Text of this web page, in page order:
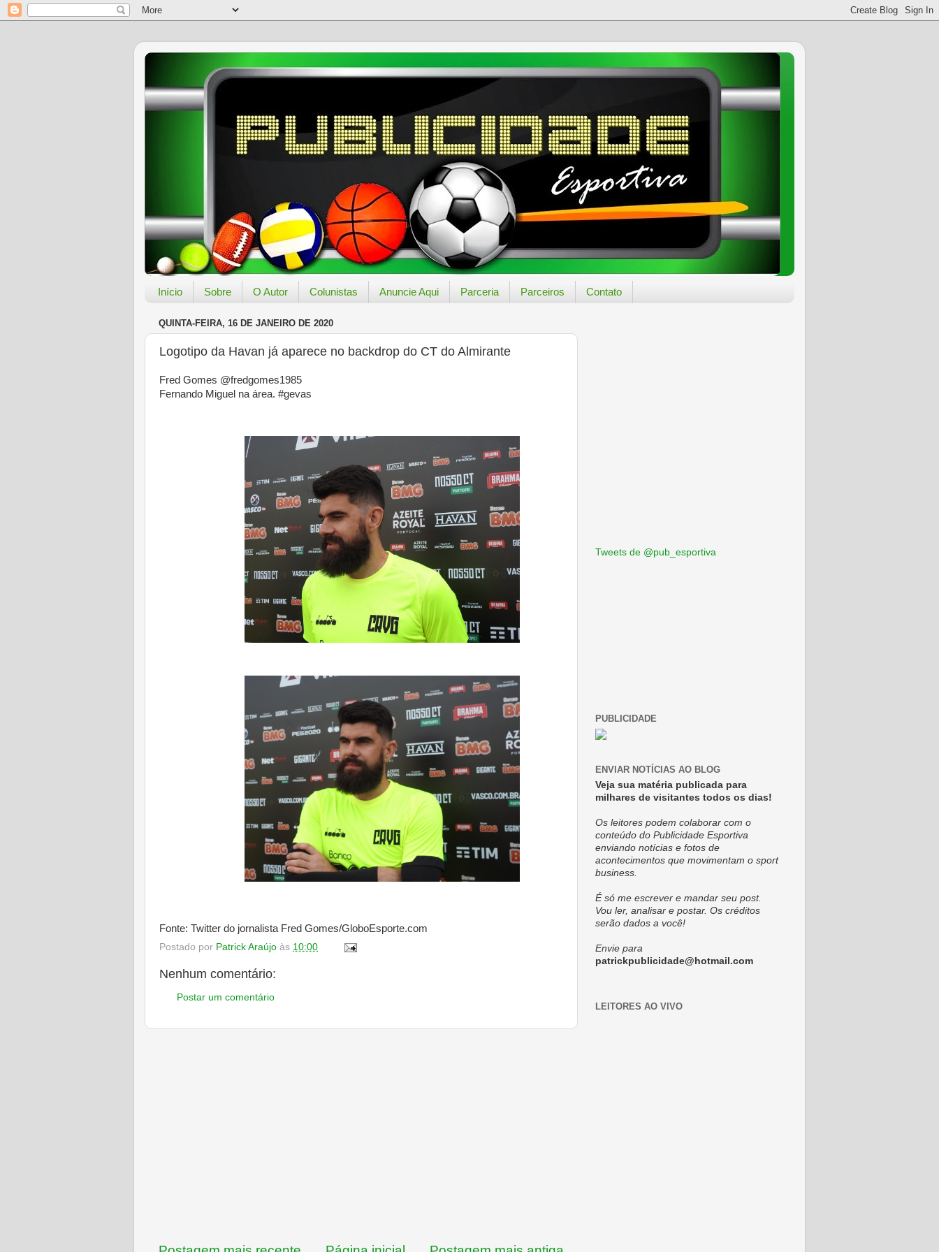
Início Sobre O Autor Colunistas Anuncie Aqui Parceria Parceiros Contato
QUINTA-FEIRA, 16 DE JANEIRO DE 2020
Logotipo da Havan já aparece no backdrop do CT do Almirante
Fred Gomes @fredgomes1985
Fernando Miguel na área. #gevas
Fonte: Twitter do jornalista Fred Gomes/GloboEsporte.com
Postado por Patrick Araújo às 10:00
Nenhum comentário:
Postar um comentário
Tweets de @pub_esportiva
PUBLICIDADE
ENVIAR NOTÍCIAS AO BLOG
Veja sua matéria publicada para
milhares de visitantes todos os dias!
Os leitores podem colaborar com o
conteúdo do Publicidade Esportiva
enviando notícias e fotos de
acontecimentos que movimentam o sport
business.
É só me escrever e mandar seu post.
Vou ler, analisar e postar. Os créditos
serão dados a você!
Envie para
patrickpublicidade@hotmail.com
LEITORES AO VIVO